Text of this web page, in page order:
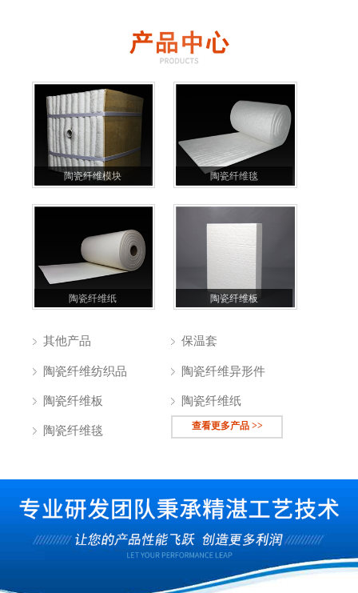
陶瓷纤维模块 陶瓷纤维毯
陶瓷纤维纸 陶瓷纤维板
其他产品 保温套
陶瓷纤维纺织品 陶瓷纤维异形件
陶瓷纤维板 陶瓷纤维纸
陶瓷纤维毯 查看更多产品 >>